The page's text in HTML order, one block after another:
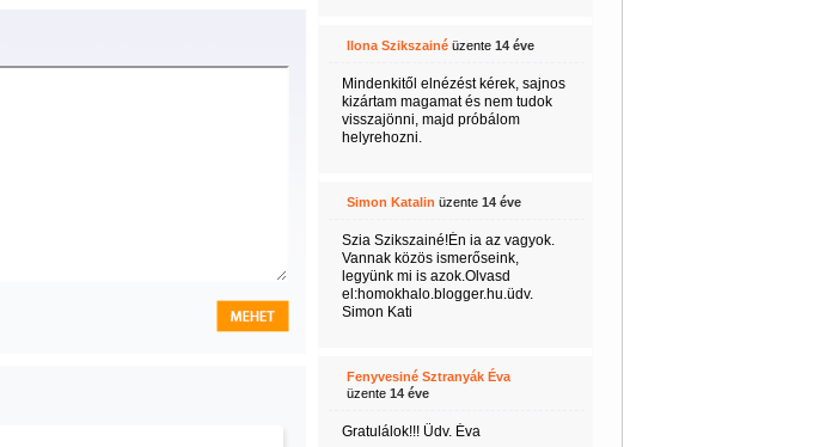
Ilona Szikszainéüzente 14 éve
Mindenkitől elnézést kérek, sajnos
kizártam magamat és nem tudok
visszajönni, majd próbálom
helyrehozni.
Simon Katalin üzente 14 éve
Szia Szikszainé!Én ia az vagyok.
Vannak közös ismerőseink,
legyünk mi is azok.Olvasd
el:homokhalo.blogger.hu.üdv.
Simon Kati
Fenyvesiné Sztranyák Éva
üzente 14 éve
Gratulálok!!! Üdv. Éva